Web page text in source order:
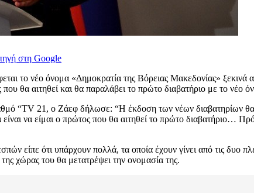
στη Google
το νέο όνομα «Δημοκρατία της Βόρειας Μακεδονίας»
θα αιτηθεί και θα παραλάβει το πρώτο διαβατήριο με το νέο
“ΤV 21, ο Ζάεφ δήλωσε: “Η έκδοση των νέων διαβατηρίων
να είμαι ο πρώτος που θα αιτηθεί το πρώτο
είπε ότι υπάρχουν πολλά, τα οποία έχουν γίνει από τις δυο
χώρας του θα μετατρέψει την ονομασία της.